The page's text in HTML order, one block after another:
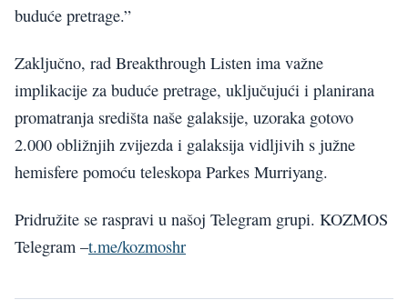
buduće pretrage.”
Zaključno, rad Breakthrough Listen ima važne
implikacije za buduće pretrage, uključujući i planirana
promatranja središta naše galaksije, uzoraka gotovo
2.000 obližnjih zvijezda i galaksija vidljivih s južne
hemisfere pomoću teleskopa Parkes Murriyang.
Pridružite se raspravi u našoj Telegram grupi. KOZMOS
Telegram –t.me/kozmoshr